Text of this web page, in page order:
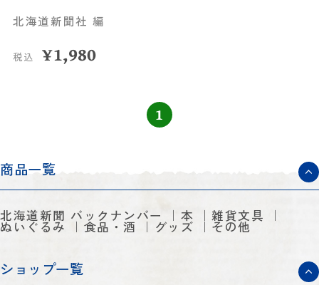
北海道新聞社 編
税込 ¥1,980
1
商品一覧
北海道新聞 バックナンバー 本 雑貨文具
ぬいぐるみ 食品・酒 グッズ その他
ショップ一覧